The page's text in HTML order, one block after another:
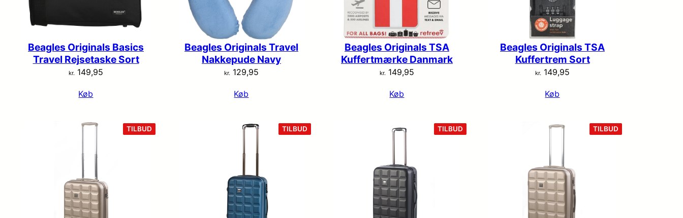
Beagles Originals Basics
Travel Rejsetaske Sort
kr. 149,95
Køb
Beagles Originals Travel
Nakkepude Navy
kr. 129,95
Køb
Beagles Originals TSA
Kuffertmærke Danmark
kr. 149,95
Køb
Beagles Originals TSA
Kuffertrem Sort
kr. 149,95
Køb
TILBUD
PÅ
TILBUD
PÅ
TILBUD
PÅ
TILBUD
PÅ